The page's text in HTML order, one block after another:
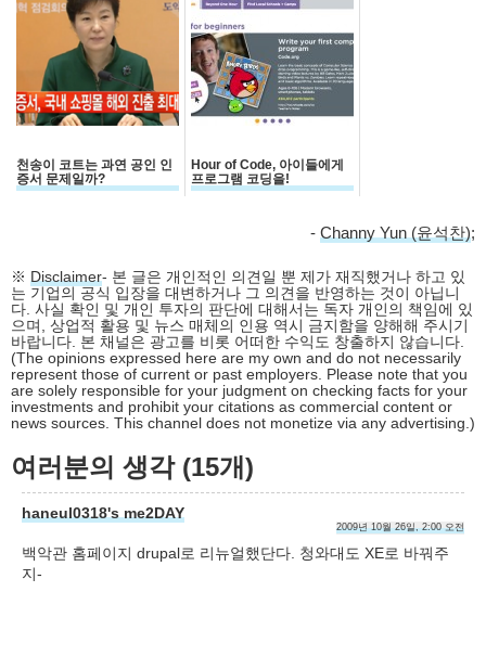
천송이 코트는 과연 공인 인
증서 문제일까?
Hour of Code, 아이들에게
프로그램 코딩을!
- Channy Yun (윤석찬);
※ Disclaimer- 본 글은 개인적인 의견일 뿐 제가 재직했거나 하고 있
는 기업의 공식 입장을 대변하거나 그 의견을 반영하는 것이 아닙니
다. 사실 확인 및 개인 투자의 판단에 대해서는 독자 개인의 책임에 있
으며, 상업적 활용 및 뉴스 매체의 인용 역시 금지함을 양해해 주시기
바랍니다. 본 채널은 광고를 비롯 어떠한 수익도 창출하지 않습니다.
(The opinions expressed here are my own and do not necessarily
represent those of current or past employers. Please note that you
are solely responsible for your judgment on checking facts for your
investments and prohibit your citations as commercial content or
news sources. This channel does not monetize via any advertising.)
여러분의 생각 (15개)
haneul0318's me2DAY
2009년 10월 26일, 2:00 오전
백악관 홈페이지 drupal로 리뉴얼했단다. 청와대도 XE로 바꿔주
지-